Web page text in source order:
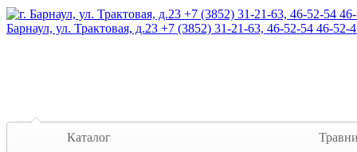
Барнаул, ул. Трактовая, д.23 +7 (3852) 31-21-63, 46-52-54 46-52-
Каталог